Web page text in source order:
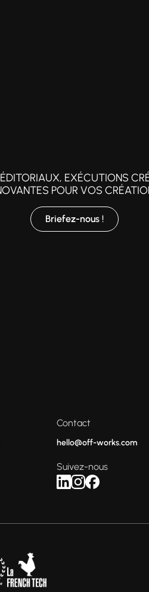
EXÉCUTIONS
POUR VOS
Briefez-nous !
Contact
hello@off-works.com
Suivez-nous